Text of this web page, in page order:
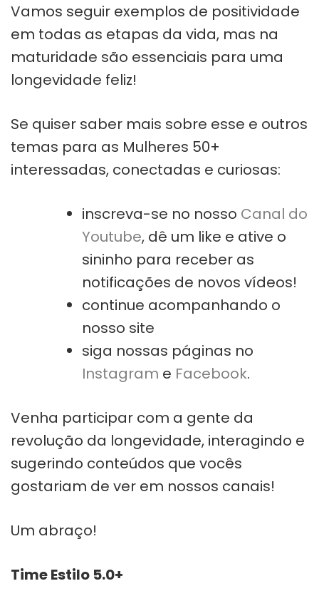
Vamos seguir exemplos de positividade
em todas as etapas da vida, mas na
maturidade são essenciais para uma
longevidade feliz!
Se quiser saber mais sobre esse e outros
temas para as Mulheres 50+
interessadas, conectadas e curiosas:
inscreva-se no nosso Canal do
Youtube, dê um like e ative o
sininho para receber as
notificações de novos vídeos!
continue acompanhando o
nosso site
siga nossas páginas no
Instagram e Facebook.
Venha participar com a gente da
revolução da longevidade, interagindo e
sugerindo conteúdos que vocês
gostariam de ver em nossos canais!
Um abraço!
Time Estilo 5.0+